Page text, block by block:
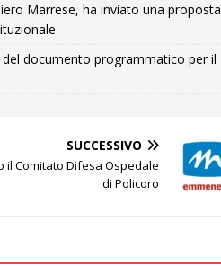
Marrese, ha inviato una proposta
documento programmatico per il
SUCCESSIVO
il Comitato Difesa Ospedale
di Policoro